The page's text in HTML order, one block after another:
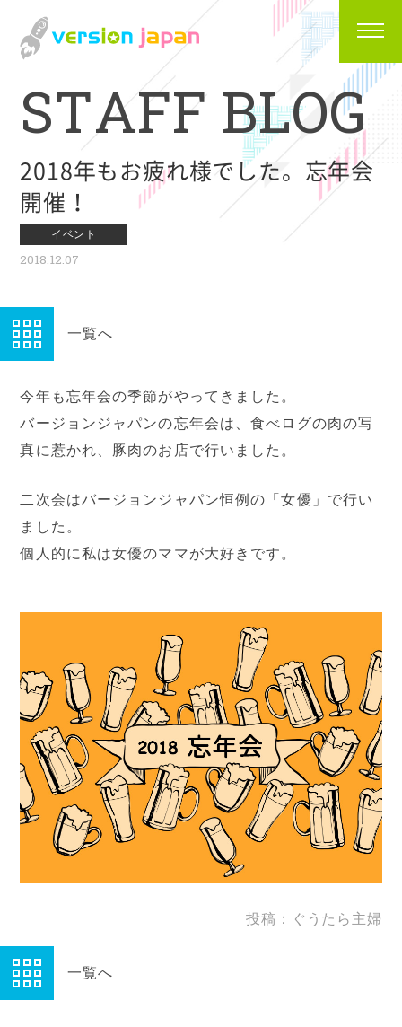
STAFF BLOG
2018年もお疲れ様でした。忘年会
開催！
イベント
2018.12.07
一覧へ
今年も忘年会の季節がやってきました。
バージョンジャパンの忘年会は、食べログの肉の写
真に惹かれ、豚肉のお店で行いました。
二次会はバージョンジャパン恒例の「女優」で行い
ました。
個人的に私は女優のママが大好きです。
投稿：ぐうたら主婦
一覧へ